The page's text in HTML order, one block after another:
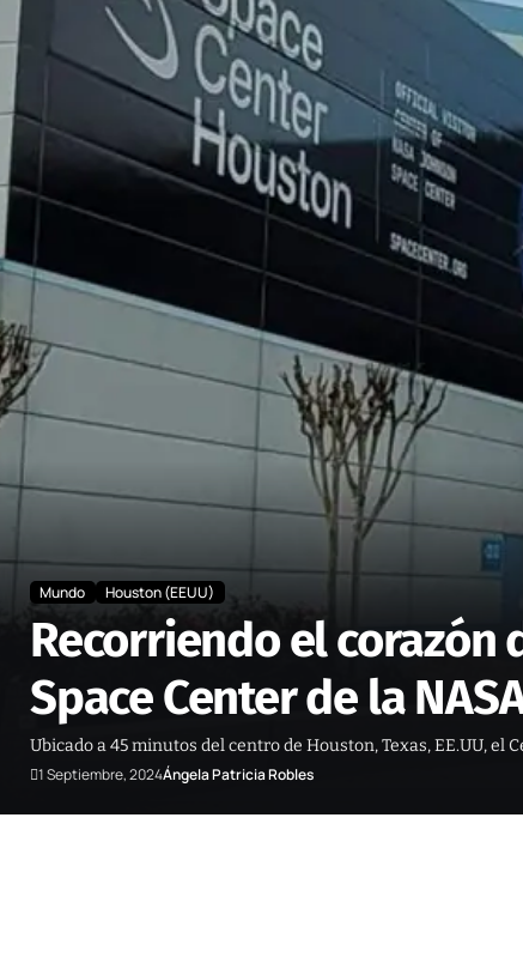
Mundo Houston (EEUU)
Recorriendo el corazón
Space Center de la
Ubicado a 45 minutos del centro de Houston, Texas, EE.UU,
1 Septiembre, 2024Ángela Patricia Robles